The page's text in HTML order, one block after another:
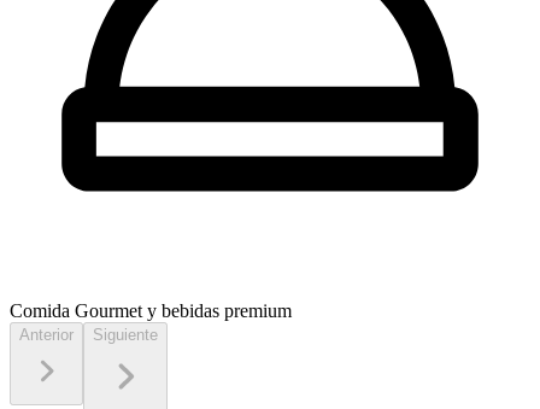
Comida Gourmet y bebidas premium
Anterior Siguiente